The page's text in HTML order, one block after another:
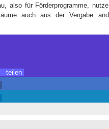
also für Förderprogramme,
auch aus der Vergabe
teilen